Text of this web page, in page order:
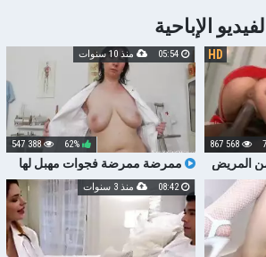
الإباحية
المريض
568 867
HD
ممرضة ممرضة فجوات مهبل لها
62%
388 547
05:54 منذ 10 سنوات
08:42 منذ 3 سنوات